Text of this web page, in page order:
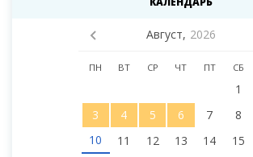
Август, 2026
ПН ВТ СР ЧТ ПТ СБ
1
3
4 5 6 7 8
10
11 12 13 14 15